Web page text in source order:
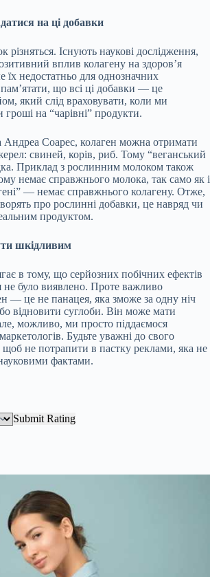
на ці добавки
Існують наукові дослідження,
вплив колагену на здоров’я
їх недостатньо для однозначних
що всі ці добавки — це
який слід враховувати, коли ми
на “чарівні” продукти.
Андреа Соарес, колаген можна отримати
свиней, корів, риб. Тому “веганський
Приклад з рослинним молоком також
немає справжнього молока, так само як і
— немає справжнього колагену. Отже,
про рослинні добавки, це навряд чи
продуктом.
шкідливим
в тому, що серйозних побічних ефектів
не було виявлено. Проте важливо
— це не панацея, яка зможе за одну ніч
відновити суглоби. Він може мати
можливо, ми просто піддаємося
Будьте уважні до свого
щоб не потрапити в пастку реклами, яка не
фактами.
Submit Rating